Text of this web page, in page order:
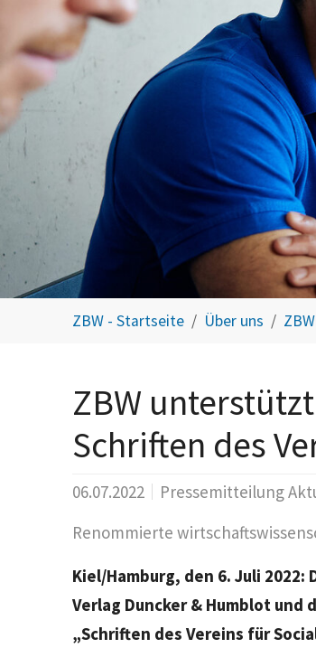
ZBW - Startseite Über uns
ZBW
Schriften des
06.07.2022
Pressemitteilung
Renommierte
Kiel/Hamburg, den 6. Juli 2022:
Verlag Duncker & Humblot
„Schriften des Vereins für